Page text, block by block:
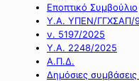
Εποπτικό Συμβούλιο
Υ.Α. ΥΠΕΝ/ΓΓΧΣΑΠ/
ν. 5197/2025
Υ.Α. 2248/2025
Α.Π.Δ.
Δημόσιες